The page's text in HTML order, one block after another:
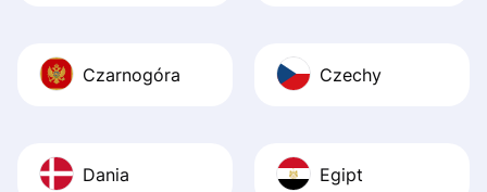
Czarnogóra Czechy
Dania Egipt